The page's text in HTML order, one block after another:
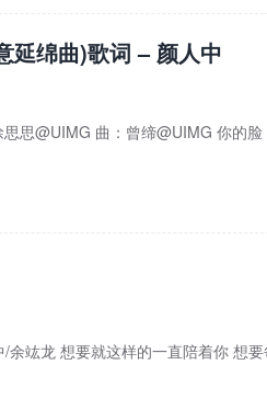
延绵曲)歌词 – 颜人中
思@UIMG 曲：曾缔@UIMG 你的脸
竑龙 想要就这样的一直陪着你 想要